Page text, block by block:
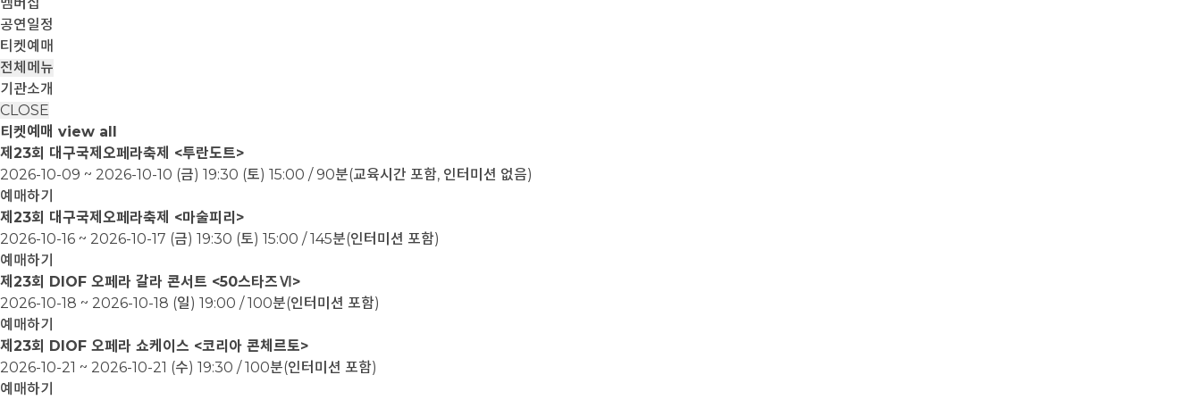
공연일정
티켓예매
전체메뉴
기관소개
CLOSE
티켓예매 view all
제23회 대구국제오페라축제 <투란도트>
2026-10-09 ~ 2026-10-10 (금) 19:30 (토) 15:00 / 90분(교육시간 포함, 인터미션 없음)
예매하기
제23회 대구국제오페라축제 <마술피리>
2026-10-16 ~ 2026-10-17 (금) 19:30 (토) 15:00 / 145분(인터미션 포함)
예매하기
제23회 DIOF 오페라 갈라 콘서트 <50스타즈Ⅵ>
2026-10-18 ~ 2026-10-18 (일) 19:00 / 100분(인터미션 포함)
예매하기
제23회 DIOF 오페라 쇼케이스 <코리아 콘체르토>
2026-10-21 ~ 2026-10-21 (수) 19:30 / 100분(인터미션 포함)
예매하기